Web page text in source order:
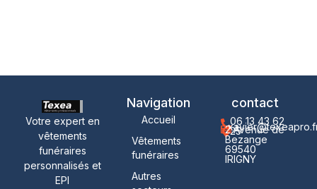
Votre expert en
vêtements
funéraires
personnalisés et
EPI
Navigation
Accueil
Vêtements
funéraires
Autres
contact
06 13 43 62
25
2 Avenue de
Bezange
69540
IRIGNY